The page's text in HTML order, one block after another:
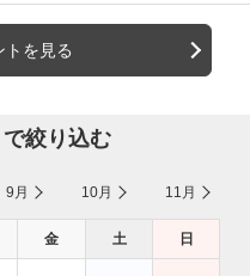
トを見る
絞り込む
9月 10月 11月
金 土 日